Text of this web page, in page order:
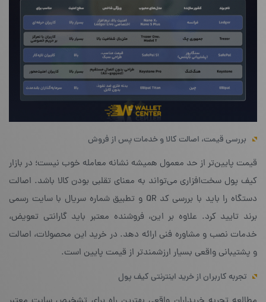
بررسی قیمت، اصالت کالا و خدمات پس از فروش
قیمت پایین‌تر از حد معمول همیشه نشانه معامله خوب نیست؛ در بازار
کیف پول سخت‌افزاری می‌تواند به معنای تقلبی بودن کالا باشد. اصالت
دستگاه را باید با بررسی کد QR و تطبیق شماره سریال با سایت رسمی
برند تایید کرد. علاوه بر این، فروشنده معتبر باید گارانتی تعویض،
خدمات نصب و مشاوره فنی ارائه دهد. در خرید این محصولات، اصالت
و پشتیبانی واقعی بسیار ارزشمندتر از قیمت پایین است.
تجربه کاربران از خرید اینترنتی کیف پول